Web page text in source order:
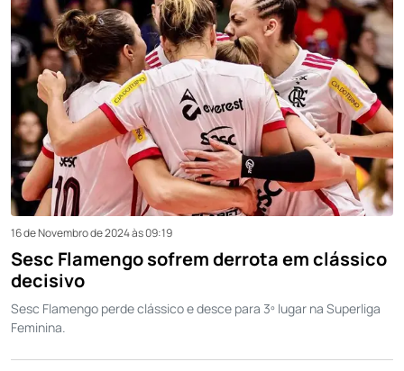
16 de Novembro de 2024 às 09:19
Sesc Flamengo sofrem derrota em clássico
decisivo
Sesc Flamengo perde clássico e desce para 3º lugar na Superliga
Feminina.